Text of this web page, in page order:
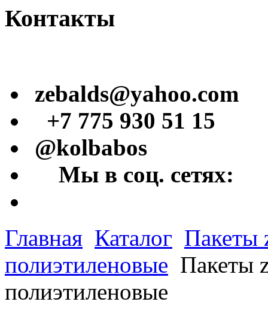
Контакты
zebalds@yahoo.com
+7 775 930 51 15
@kolbabos
Мы в соц. сетях:
Главная Каталог Пакеты
полиэтиленовые Пакеты
полиэтиленовые